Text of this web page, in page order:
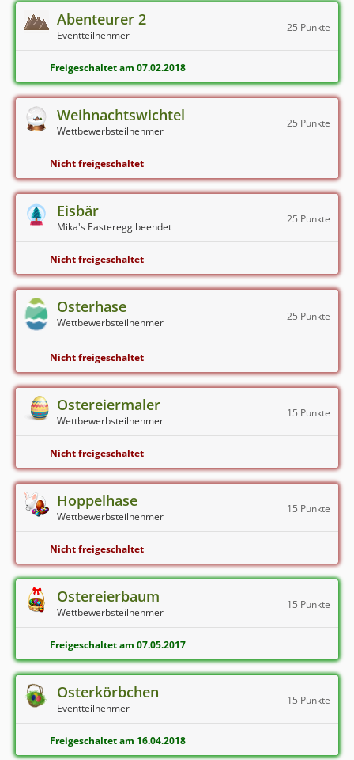
Abenteurer 2
Eventteilnehmer
25 Punkte
Freigeschaltet am 07.02.2018
Weihnachtswichtel
Wettbewerbsteilnehmer
25 Punkte
Nicht freigeschaltet
Eisbär
Mika's Easteregg beendet
25 Punkte
Nicht freigeschaltet
Osterhase
Wettbewerbsteilnehmer
25 Punkte
Nicht freigeschaltet
Ostereiermaler
Wettbewerbsteilnehmer
15 Punkte
Nicht freigeschaltet
Hoppelhase
Wettbewerbsteilnehmer
15 Punkte
Nicht freigeschaltet
Ostereierbaum
Wettbewerbsteilnehmer
15 Punkte
Freigeschaltet am 07.05.2017
Osterkörbchen
Eventteilnehmer
15 Punkte
Freigeschaltet am 16.04.2018